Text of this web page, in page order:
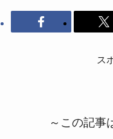
ス
～この記事